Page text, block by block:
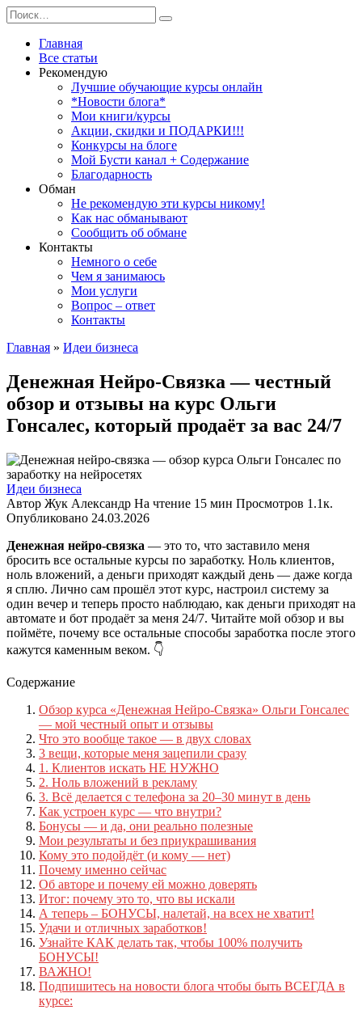
Перейти
к
содержанию
Search
for:
Главная
Все статьи
Рекомендую
Лучшие обучающие курсы онлайн
*Новости блога*
Мои книги/курсы
Акции, скидки и ПОДАРКИ!!!
Конкурсы на блоге
Мой Бусти канал + Содержание
Благодарность
Обман
Не рекомендую эти курсы никому!
Как нас обманывают
Сообщить об обмане
Контакты
Немного о себе
Чем я занимаюсь
Мои услуги
Вопрос – ответ
Контакты
Главная » Идеи бизнеса
Денежная Нейро-Связка — честный
обзор и отзывы на курс Ольги
Гонсалес, который продаёт за вас 24/7
Идеи бизнеса
Автор Жук Александр На чтение 15 мин Просмотров 1.1к.
Опубликовано 24.03.2026
Денежная нейро-связка — это то, что заставило меня
бросить все остальные курсы по заработку. Ноль клиентов,
ноль вложений, а деньги приходят каждый день — даже когда
я сплю. Лично сам прошёл этот курс, настроил систему за
один вечер и теперь просто наблюдаю, как деньги приходят на
автомате и бот продаёт за меня 24/7. Читайте мой обзор и вы
поймёте, почему все остальные способы заработка после этого
кажутся каменным веком. 👇
Содержание
Обзор курса «Денежная Нейро-Связка» Ольги Гонсалес
— мой честный опыт и отзывы
Что это вообще такое — в двух словах
3 вещи, которые меня зацепили сразу
1. Клиентов искать НЕ НУЖНО
2. Ноль вложений в рекламу
3. Всё делается с телефона за 20–30 минут в день
Как устроен курс — что внутри?
Бонусы — и да, они реально полезные
Мои результаты и без приукрашивания
Кому это подойдёт (и кому — нет)
Почему именно сейчас
Об авторе и почему ей можно доверять
Итог: почему это то, что вы искали
А теперь – БОНУСЫ, налетай, на всех не хватит!
Удачи и отличных заработков!
Узнайте КАК делать так, чтобы 100% получить
БОНУСЫ!
ВАЖНО!
Подпишитесь на новости блога чтобы быть ВСЕГДА в
курсе: